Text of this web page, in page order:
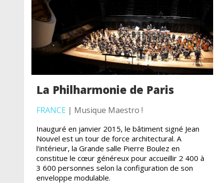
La Philharmonie de Paris
FRANCE | Musique Maestro !
Inauguré en janvier 2015, le bâtiment signé Jean
Nouvel est un tour de force architectural. A
l'intérieur, la Grande salle Pierre Boulez en
constitue le cœur généreux pour accueillir 2 400 à
3 600 personnes selon la configuration de son
enveloppe modulable.